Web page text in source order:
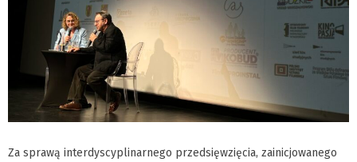
Za sprawą interdyscyplinarnego przedsięwzięcia, zainicjowanego